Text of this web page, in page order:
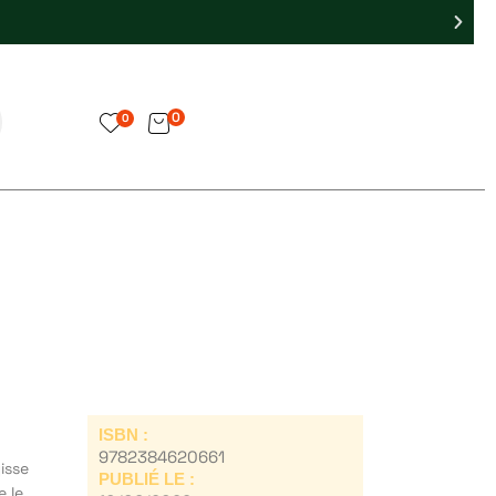
0 0
ISBN :
9782384620661
PUBLIÉ LE :